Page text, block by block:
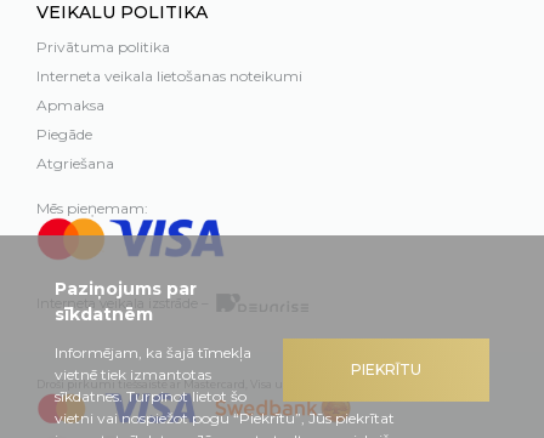
VEIKALU POLITIKA
Privātuma politika
Interneta veikala lietošanas noteikumi
Apmaksa
Piegāde
Atgriešana
Mēs pieņemam:
Interneta veikala izstrāde –
Droši pirkumi tiešsaistē ar Mastercard, Visa un Swedbank
PIEKRĪTU
Paziņojums par
sīkdatnēm
Informējam, ka šajā tīmekļa
vietnē tiek izmantotas
sīkdatnes. Turpinot lietot šo
vietni vai nospiežot pogu “Piekrītu”, Jūs piekrītat